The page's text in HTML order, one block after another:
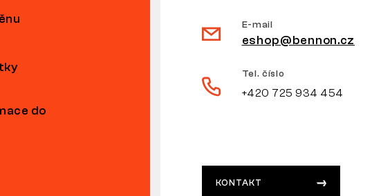
do
E-mail
eshop@bennon.cz
Tel. číslo
+420 725 934 454
KONTAKT